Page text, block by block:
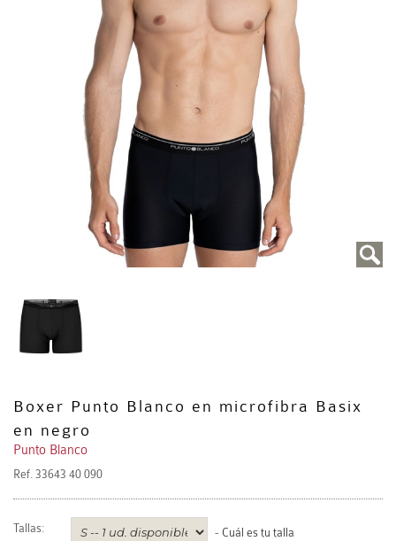
Boxer Punto Blanco en microfibra Basix
en negro
Punto Blanco
Ref. 33643 40 090
Tallas: - Cuál es tu talla